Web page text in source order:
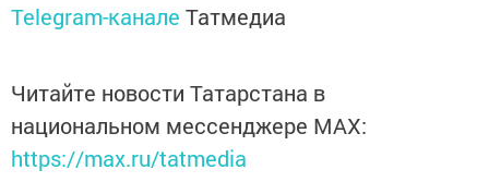
Telegram-канале Татмедиа
Читайте новости Татарстана в
национальном мессенджере MАХ:
https://max.ru/tatmedia